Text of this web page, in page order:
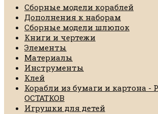
Сборные модели кораблей
Дополнения к наборам
Сборные модели шлюпок
Книги и чертежи
Элементы
Материалы
Инструменты
Клей
Корабли из бумаги и картона
ОСТАТКОВ
Игрушки для детей